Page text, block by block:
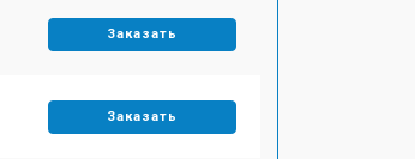
Заказать
Заказать